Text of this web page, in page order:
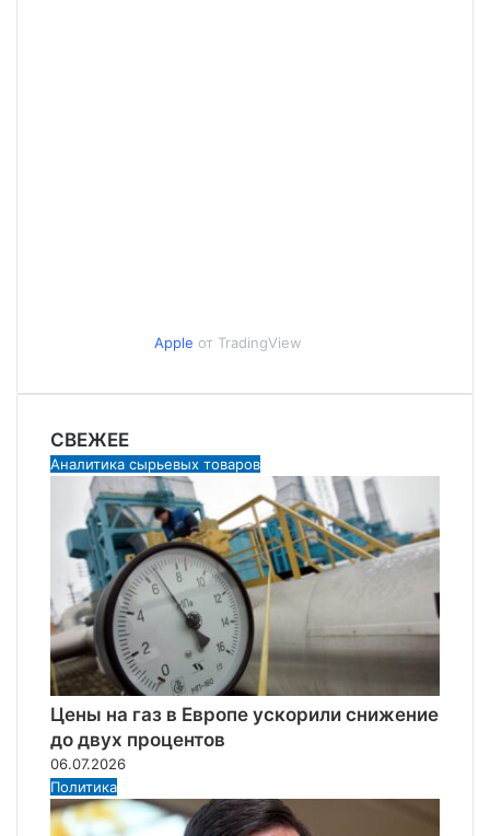
Apple от TradingView
СВЕЖЕЕ
Аналитика сырьевых товаров
Цены на газ в Европе ускорили снижение
до двух процентов
06.07.2026
Политика